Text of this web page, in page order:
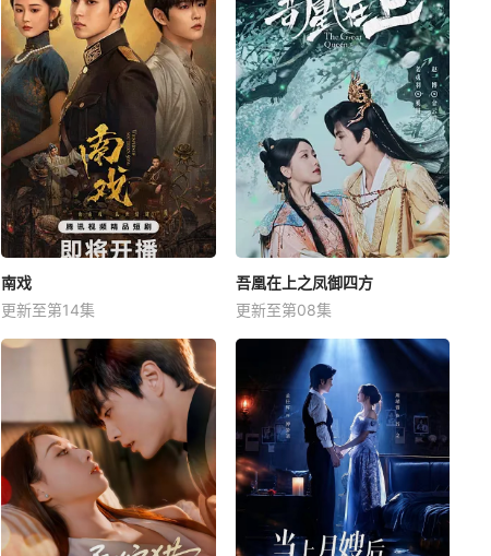
南戏
更新至第14集
吾凰在上之凤御四方
更新至第08集